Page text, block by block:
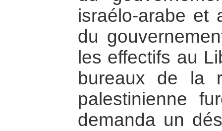
israélo-arabe et
du
les effectifs au
bureaux de la
palestinienne
demanda un